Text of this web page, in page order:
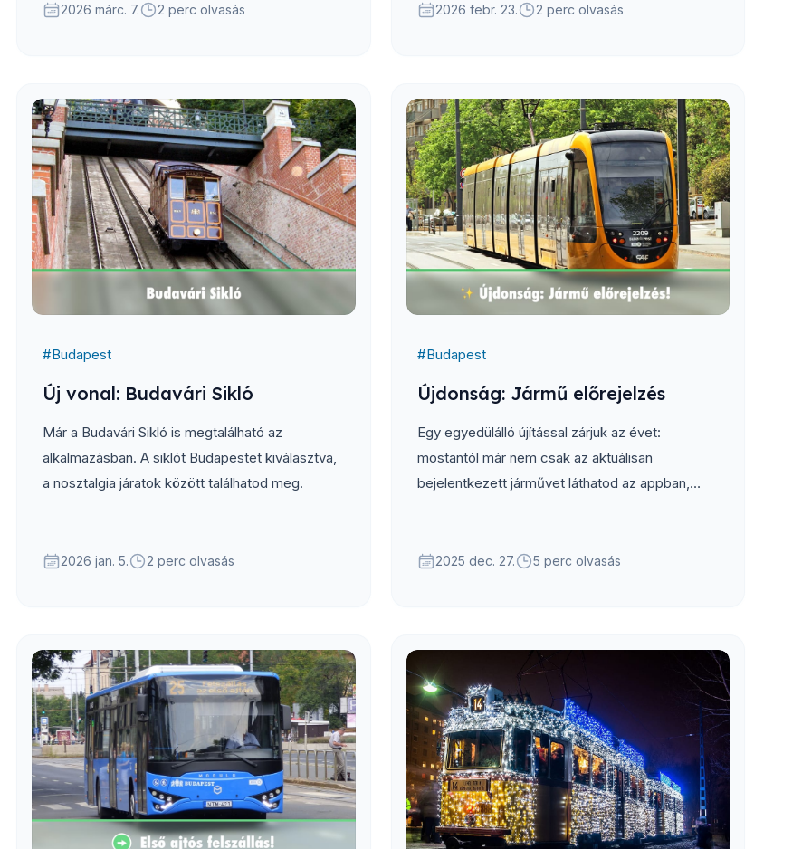
kiválasztva.
2026 márc. 7. 2 perc olvasás
libegőt...
2026 febr. 23. 2 perc olvasás
#Budapest
Új vonal: Budavári Sikló
Már a Budavári Sikló is megtalálható az
alkalmazásban. A siklót Budapestet kiválasztva,
a nosztalgia járatok között találhatod meg.
2026 jan. 5. 2 perc olvasás
#Budapest
Újdonság: Jármű előrejelzés
Egy egyedülálló újítással zárjuk az évet:
mostantól már nem csak az aktuálisan
bejelentkezett járművet láthatod az appban,
2025 dec. 27. 5 perc olvasás